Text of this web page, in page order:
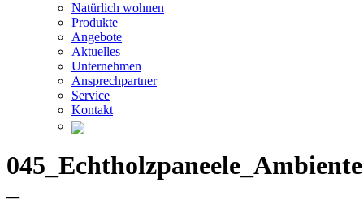
Natürlich wohnen
Produkte
Angebote
Aktuelles
Unternehmen
Ansprechpartner
Service
Kontakt
045_Echtholzpaneele_Ambiente
–